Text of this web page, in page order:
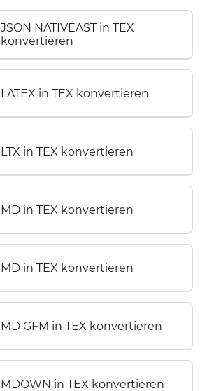
JSON NATIVEAST in TEX
konvertieren
LATEX in TEX konvertieren
LTX in TEX konvertieren
MD in TEX konvertieren
MD in TEX konvertieren
MD GFM in TEX konvertieren
MDOWN in TEX konvertieren